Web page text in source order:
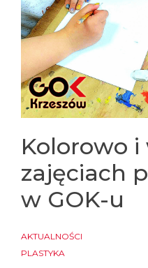
Kolorowo i
zajęciach
w GOK-u
AKTUALNOŚCI
PLASTYKA